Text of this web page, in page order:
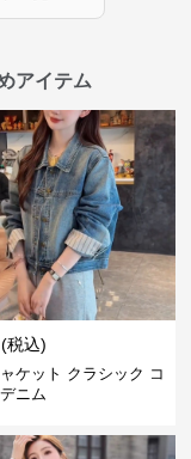
アイテム
(税込)
ケット クラシック コ
ニム